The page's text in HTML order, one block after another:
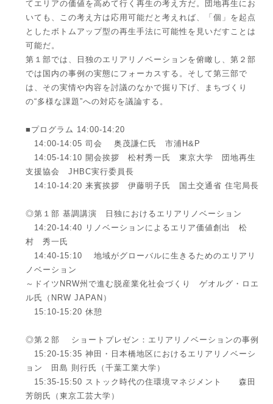
てエリアの価値を高めて行く再生の考え方だ。団地再生にお
いても、この考え方は応用可能だと考えれば、「個」を起点
としたボトムアップ型の再生手法に可能性を見いだすことは
可能だ。
第１部では、日独のエリアリノベーションを俯瞰し、第２部
では国内の事例の実態にフォーカスする。そして第三部で
は、その実情や内容を討議のなかで掘り下げ、まちづくり
の“多様な課題”への対応を議論する。
■プログラム 14:00-14:20
14:00-14:05 司会 奥茂謙仁氏 市浦H&P
14:05-14:10 開会挨拶 松村秀一氏 東京大学 団地再生
支援協会 JHBC実行委員長
14:10-14:20 来賓挨拶 伊藤明子氏 国土交通省 住宅局長
◎第１部 基調講演 日独におけるエリアリノベーション
14:20-14:40 リノベーションによるエリア価値創出 松
村 秀一氏
14:40-15:10 地域がグローバルに生きるためのエリアリ
ノベーション
～ドイツNRW州で進む脱産業化社会づくり ゲオルグ・ロエ
ル氏（NRW JAPAN）
15:10-15:20 休憩
◎第２部 ショートプレゼン：エリアリノベーションの事例
15:20-15:35 神田・日本橋地区におけるエリアリノベーシ
ョン 田島 則行氏（千葉工業大学）
15:35-15:50 ストック時代の住環境マネジメント 森田
芳朗氏（東京工芸大学）